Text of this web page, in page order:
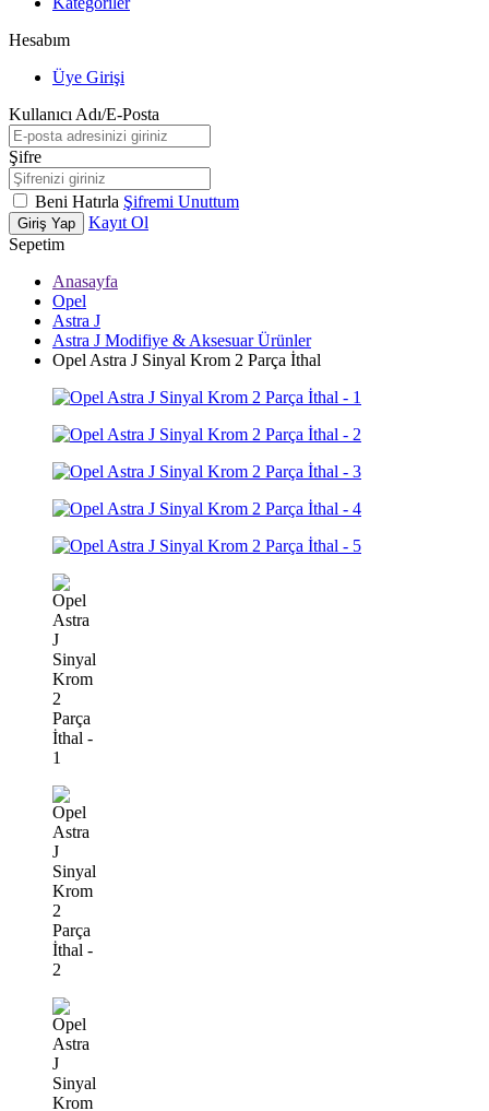
Hesabım
Üye Girişi
Kullanıcı Adı/E-Posta
Şifre
Beni Hatırla Şifremi Unuttum
Giriş Yap
Kayıt Ol
Sepetim
Anasayfa
Opel
Astra J
Astra J Modifiye & Aksesuar Ürünler
Opel Astra J Sinyal Krom 2 Parça İthal